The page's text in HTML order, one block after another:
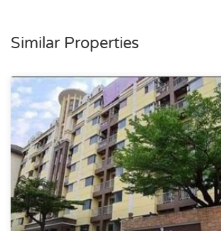
Similar Properties